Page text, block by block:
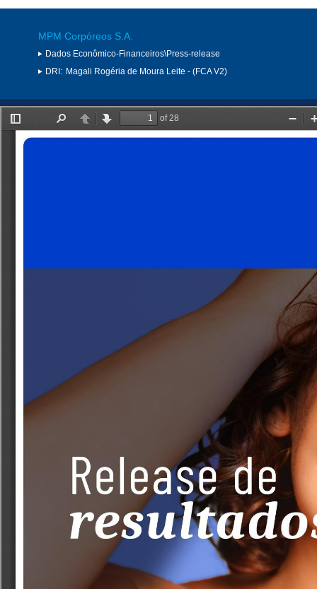
MPM Corpóreos S.A.
Dados Econômico-Financeiros\Press-release
DRI: Magali Rogéria de Moura Leite - (FCA V2)